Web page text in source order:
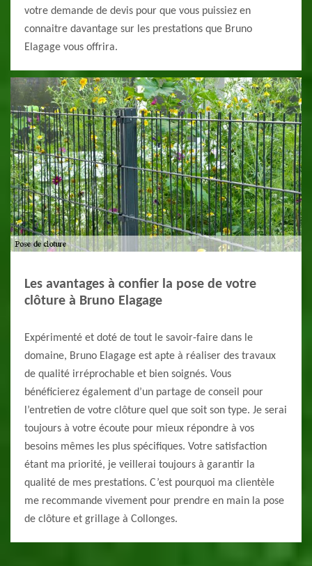
votre demande de devis pour que vous puissiez en
connaitre davantage sur les prestations que Bruno
Elagage vous offrira.
Les avantages à confier la pose de votre
clôture à Bruno Elagage
Expérimenté et doté de tout le savoir-faire dans le
domaine, Bruno Elagage est apte à réaliser des travaux
de qualité irréprochable et bien soignés. Vous
bénéficierez également d’un partage de conseil pour
l’entretien de votre clôture quel que soit son type. Je serai
toujours à votre écoute pour mieux répondre à vos
besoins mêmes les plus spécifiques. Votre satisfaction
étant ma priorité, je veillerai toujours à garantir la
qualité de mes prestations. C’est pourquoi ma clientèle
me recommande vivement pour prendre en main la pose
de clôture et grillage à Collonges.